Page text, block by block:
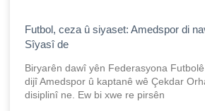
Futbol, ceza û siyaset: Amedspor di
Sîyasî de
Biryarên dawî yên Federasyona
dijî Amedspor û kaptanê wê Çekdar
disiplinî ne. Ew bi xwe re pirsên